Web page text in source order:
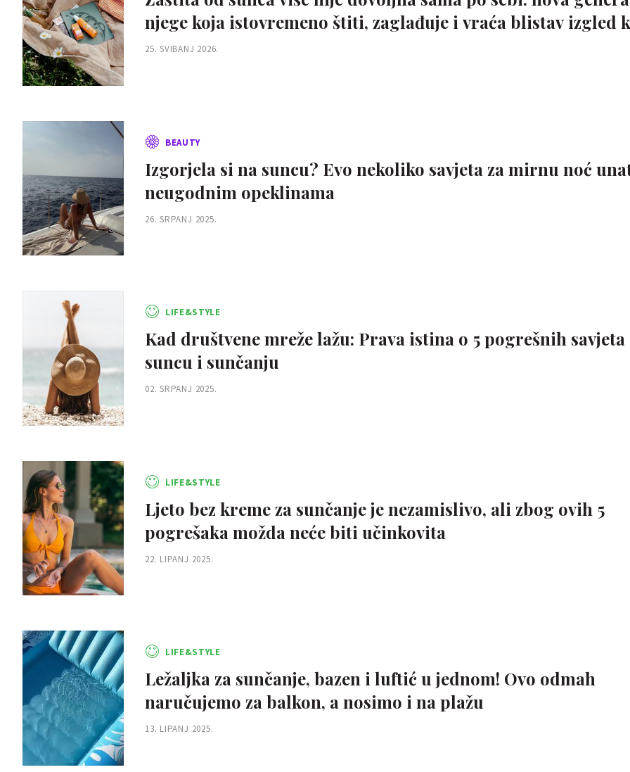
njege koja istovremeno štiti, zaglađuje i vraća blistav izgled
25. SVIBANJ 2026.
BEAUTY
Izgorjela si na suncu? Evo nekoliko savjeta za mirnu noć
neugodnim opeklinama
26. SRPANJ 2025.
LIFE&STYLE
Kad društvene mreže lažu: Prava istina o 5 pogrešnih savjeta
suncu i sunčanju
02. SRPANJ 2025.
LIFE&STYLE
Ljeto bez kreme za sunčanje je nezamislivo, ali zbog ovih 5
pogrešaka možda neće biti učinkovita
22. LIPANJ 2025.
LIFE&STYLE
Ležaljka za sunčanje, bazen i luftić u jednom! Ovo odmah
naručujemo za balkon, a nosimo i na plažu
13. LIPANJ 2025.